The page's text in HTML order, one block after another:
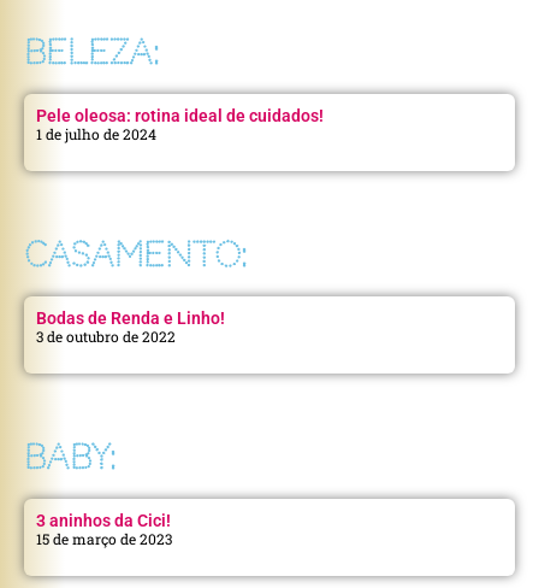
BELEZA:
Pele oleosa: rotina ideal de cuidados!
1 de julho de 2024
CASAMENTO:
Bodas de Renda e Linho!
3 de outubro de 2022
BABY:
3 aninhos da Cici!
15 de março de 2023